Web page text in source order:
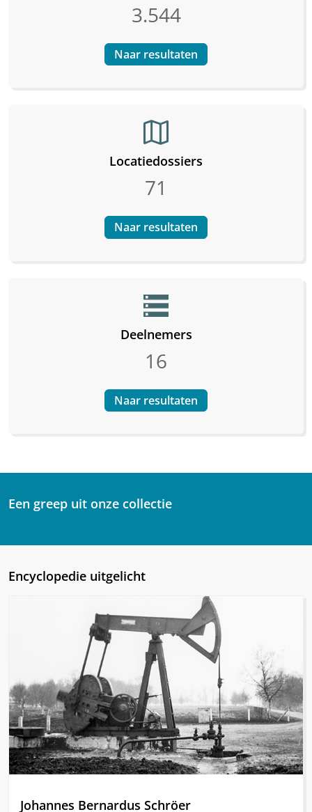
3.544
Naar resultaten
map
Locatiedossiers
71
Naar resultaten
storage
Deelnemers
16
Naar resultaten
Een greep uit onze collectie
Encyclopedie uitgelicht
Johannes Bernardus Schröer